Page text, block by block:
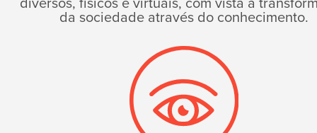
da sociedade através do conhecimento.